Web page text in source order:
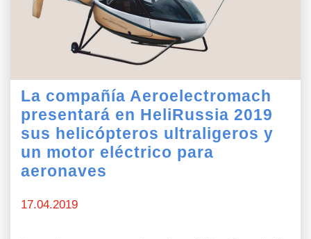
La compañía Aeroelectromach
presentará en HeliRussia 2019
sus helicópteros ultraligeros y
un motor eléctrico para
aeronaves
17.04.2019